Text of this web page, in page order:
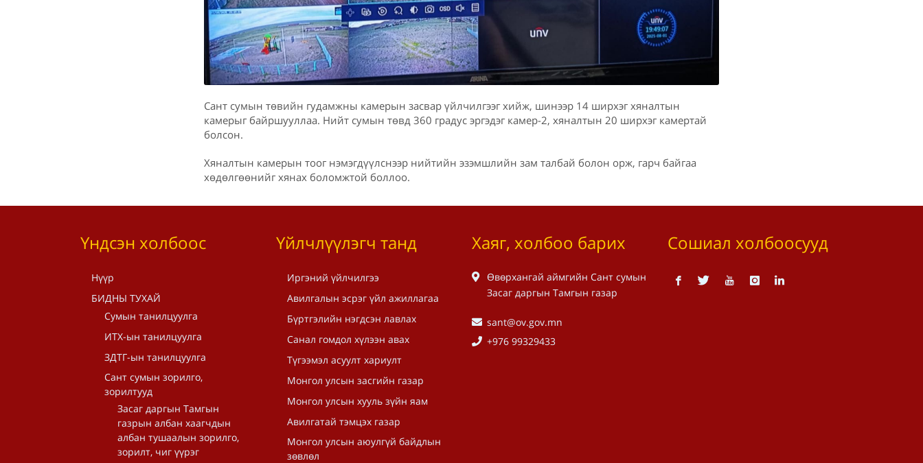
Сант сумын төвийн гудамжны камерын засвар үйлчилгээг хийж, шинээр 14 ширхэг хяналтын
камерыг байршууллаа. Нийт сумын төвд 360 градус эргэдэг камер-2, хяналтын 20 ширхэг камертай
болсон.
Хяналтын камерын тоог нэмэгдүүлснээр нийтийн эзэмшлийн зам талбай болон орж, гарч байгаа
хөдөлгөөнийг хянах боломжтой боллоо.
Үндсэн холбоос
Нүүр
БИДНЫ ТУХАЙ
Сумын танилцуулга
ИТХ-ын танилцуулга
ЗДТГ-ын танилцуулга
Сант сумын зорилго,
зорилтууд
Засаг даргын Тамгын
газрын албан хаагчдын
албан тушаалын зорилго,
зорилт, чиг үүрэг
Үйлчлүүлэгч танд
Иргэний үйлчилгээ
Авилгалын эсрэг үйл ажиллагаа
Бүртгэлийн нэгдсэн лавлах
Санал гомдол хүлээн авах
Түгээмэл асуулт хариулт
Монгол улсын засгийн газар
Монгол улсын хууль зүйн яам
Авилгатай тэмцэх газар
Монгол улсын аюулгүй байдлын
зөвлөл
Хаяг, холбоо барих
Өвөрхангай аймгийн Сант сумын
Засаг даргын Тамгын газар
sant@ov.gov.mn
+976 99329433
Сошиал холбоосууд